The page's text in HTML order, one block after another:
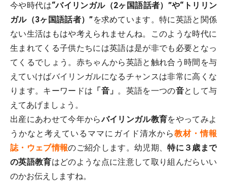
今や時代は“バイリンガル（2ヶ国語話者）”や“トリリン
ガル（3ヶ国語話者）”を求めています。特に英語と関係
ない生活はもはや考えられませんね。このような時代に
生まれてくる子供たちには英語は是が非でも必要となっ
てくるでしょう。赤ちゃんから英語と触れ合う時間を与
えていけばバイリンガルになるチャンスは非常に高くな
ります。キーワードは 「音」 。英語を一つの音として与
えてあげましょう。
出産にあわせて今年からバイリンガル教育をやってみよ
うかなと考えているママにガイド清水から教材・情報
誌・ウェブ情報のご紹介します。幼児期、特に３歳まで
の英語教育はどのような点に注意して取り組んだらいい
のかお伝えしますね。